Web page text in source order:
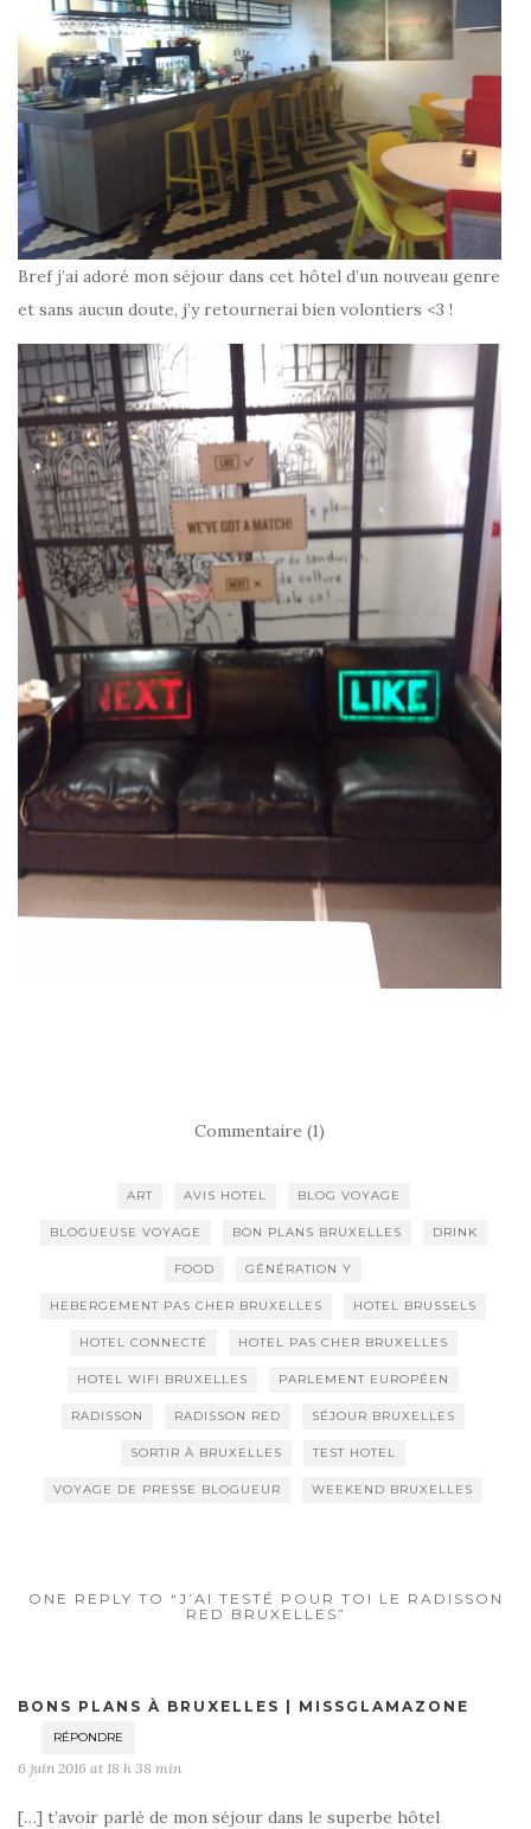
Bref j’ai adoré mon séjour dans cet hôtel d’un nouveau genre
et sans aucun doute, j’y retournerai bien volontiers <3 !
Commentaire (1)
ART AVIS HOTEL BLOG VOYAGE
BLOGUEUSE VOYAGE BON PLANS BRUXELLES DRINK
FOOD GÉNÉRATION Y
HEBERGEMENT PAS CHER BRUXELLES HOTEL BRUSSELS
HOTEL CONNECTÉ HOTEL PAS CHER BRUXELLES
HOTEL WIFI BRUXELLES PARLEMENT EUROPÉEN
RADISSON RADISSON RED SÉJOUR BRUXELLES
SORTIR À BRUXELLES TEST HOTEL
VOYAGE DE PRESSE BLOGUEUR WEEKEND BRUXELLES
ONE REPLY TO “J’AI TESTÉ POUR TOI LE RADISSON
RED BRUXELLES”
BONS PLANS À BRUXELLES | MISSGLAMAZONE
RÉPONDRE
6 juin 2016 at 18 h 38 min
[…] t’avoir parlé de mon séjour dans le superbe hôtel